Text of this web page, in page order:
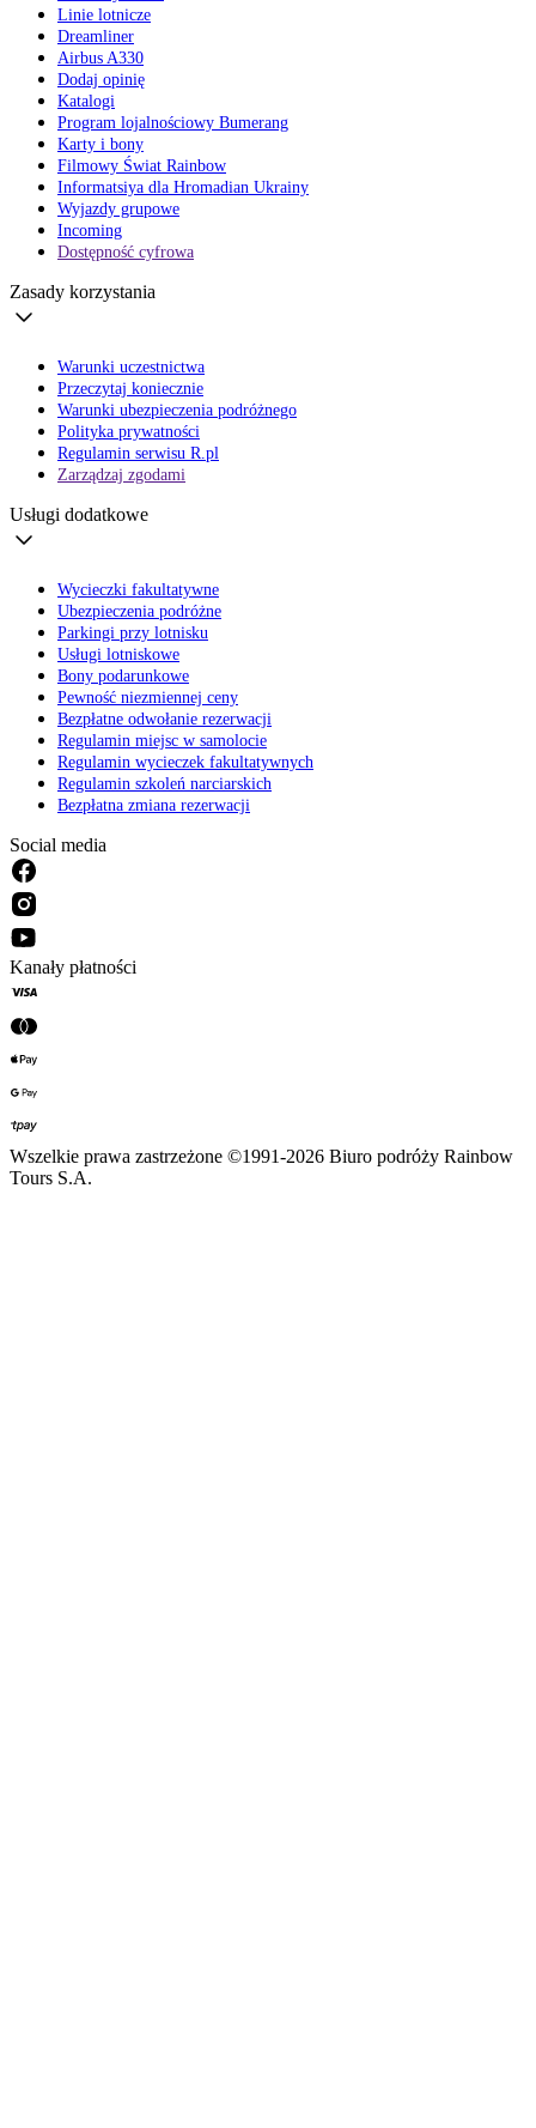
Linie lotnicze
Dreamliner
Airbus A330
Dodaj opinię
Katalogi
Program lojalnościowy Bumerang
Karty i bony
Filmowy Świat Rainbow
Informatsiya dla Hromadian Ukrainy
Wyjazdy grupowe
Incoming
Dostępność cyfrowa
Zasady korzystania
Warunki uczestnictwa
Przeczytaj koniecznie
Warunki ubezpieczenia podróżnego
Polityka prywatności
Regulamin serwisu R.pl
Zarządzaj zgodami
Usługi dodatkowe
Wycieczki fakultatywne
Ubezpieczenia podróżne
Parkingi przy lotnisku
Usługi lotniskowe
Bony podarunkowe
Pewność niezmiennej ceny
Bezpłatne odwołanie rezerwacji
Regulamin miejsc w samolocie
Regulamin wycieczek fakultatywnych
Regulamin szkoleń narciarskich
Bezpłatna zmiana rezerwacji
Social media
Kanały płatności
Wszelkie prawa zastrzeżone ©1991-2026 Biuro podróży Rainbow
Tours S.A.